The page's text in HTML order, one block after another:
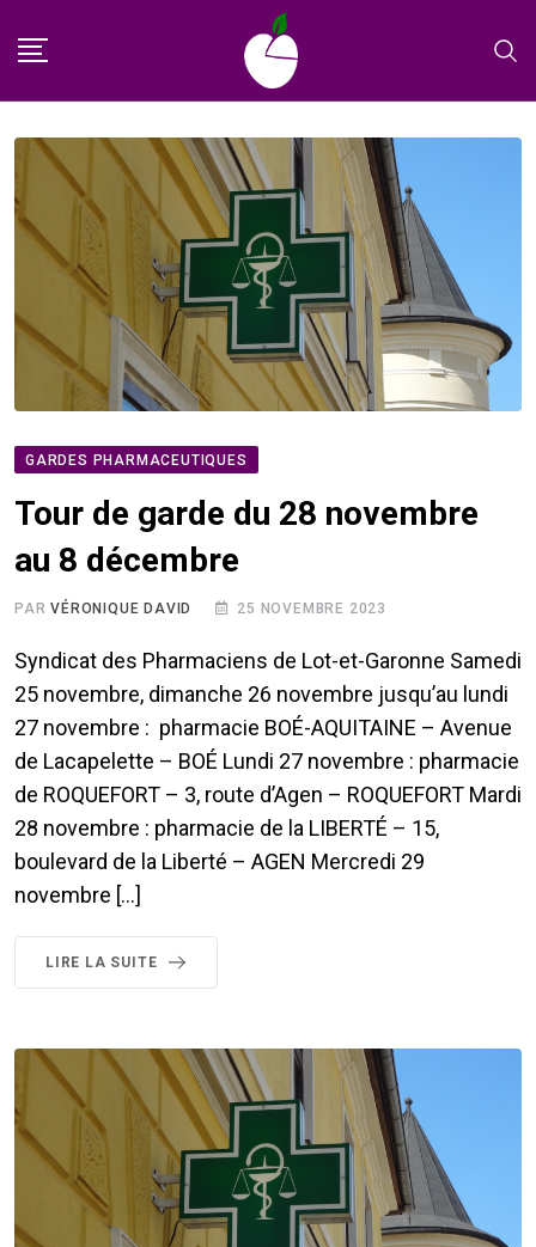
GARDES PHARMACEUTIQUES
Tour de garde du 28 novembre
au 8 décembre
PARVÉRONIQUE DAVID 25 NOVEMBRE 2023
Syndicat des Pharmaciens de Lot-et-Garonne Samedi
25 novembre, dimanche 26 novembre jusqu’au lundi
27 novembre : pharmacie BOÉ-AQUITAINE – Avenue
de Lacapelette – BOÉ Lundi 27 novembre : pharmacie
de ROQUEFORT – 3, route d’Agen – ROQUEFORT Mardi
28 novembre : pharmacie de la LIBERTÉ – 15,
boulevard de la Liberté – AGEN Mercredi 29
novembre […]
LIRE LA SUITE